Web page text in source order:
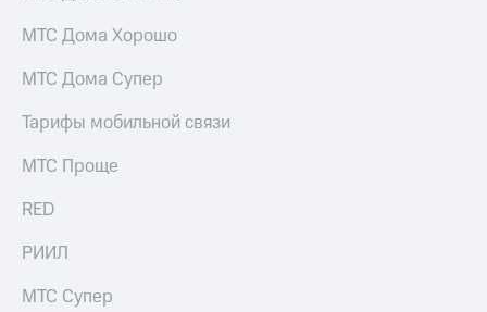
МТС Дома Хорошо
МТС Дома Супер
Тарифы мобильной связи
МТС Проще
RED
РИИЛ
МТС Супер